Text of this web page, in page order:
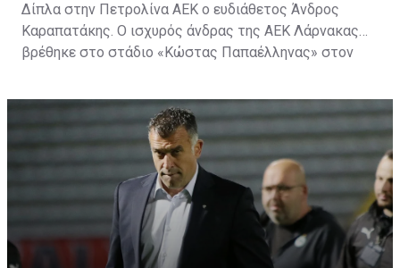
Δίπλα στην Πετρολίνα ΑΕΚ ο ευδιάθετος Άνδρος
Καραπατάκης. Ο ισχυρός άνδρας της ΑΕΚ Λάρνακας
βρέθηκε στο στάδιο «Κώστας Παπαέλληνας» στον
δεύτερο αγώνα της σειράς της Πετρολίνας ΑΕΚ με τον